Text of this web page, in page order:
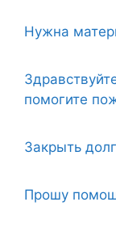
Нужна
помогите
Закрыть
Прошу